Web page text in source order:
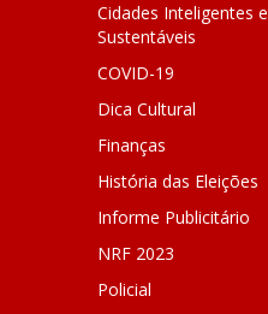
Cidades Inteligentes e
Sustentáveis
COVID-19
Dica Cultural
Finanças
História das Eleições
Informe Publicitário
NRF 2023
Policial